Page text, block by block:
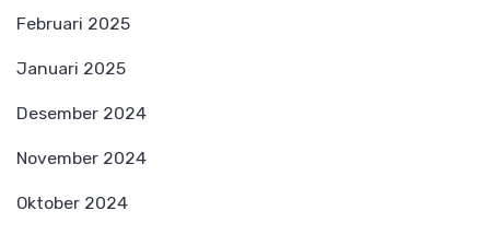
Februari 2025
Januari 2025
Desember 2024
November 2024
Oktober 2024